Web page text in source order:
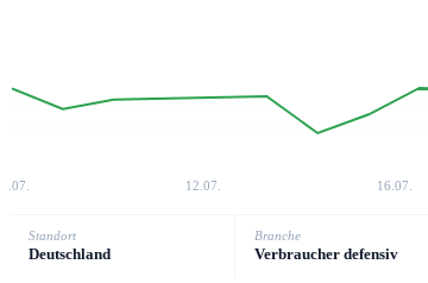
12.07. 16.07.
Standort
Deutschland
Branche
Verbraucher defensiv